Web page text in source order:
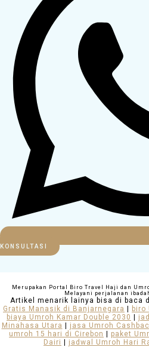
KONSULTASI
Merupakan Portal Biro Travel Haji dan
Melayani perjalanan
Artikel menarik lainya bisa di baca
Gratis Manasik di Banjarnegara | biro
biaya Umroh Kamar Double 2030 |
Minahasa Utara | jasa Umroh
umroh 15 hari di Cirebon | paket
Dairi | jadwal Umroh Hari